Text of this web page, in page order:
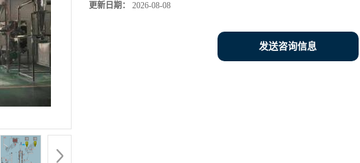
更新日期： 2026-08-08
发送咨询信息